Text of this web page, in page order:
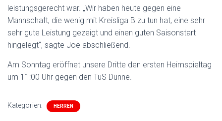
leistungsgerecht war. „Wir haben heute gegen eine
Mannschaft, die wenig mit Kreisliga B zu tun hat, eine sehr
sehr gute Leistung gezeigt und einen guten Saisonstart
hingelegt“, sagte Joe abschließend.
Am Sonntag eröffnet unsere Dritte den ersten Heimspieltag
um 11:00 Uhr gegen den TuS Dünne.
Kategorien: HERREN